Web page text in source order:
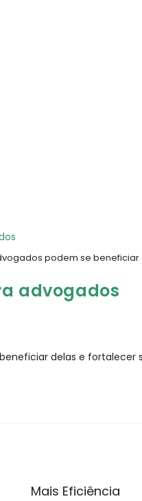
podem se
advogados
delas e fortalecer
Mais Eficiência